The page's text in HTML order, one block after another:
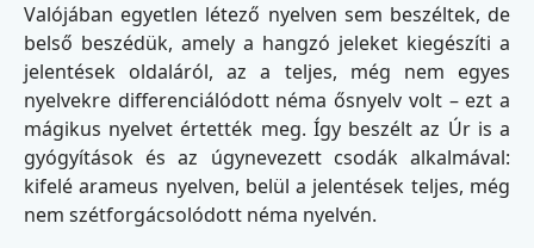
Valójában egyetlen létező nyelven sem beszéltek, de
belső beszédük, amely a hangzó jeleket kiegészíti a
jelentések oldaláról, az a teljes, még nem egyes
nyelvekre differenciálódott néma ősnyelv volt – ezt a
mágikus nyelvet értették meg. Így beszélt az Úr is a
gyógyítások és az úgynevezett csodák alkalmával:
kifelé arameus nyelven, belül a jelentések teljes, még
nem szétforgácsolódott néma nyelvén.